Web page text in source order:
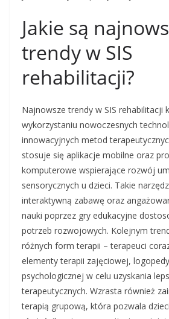
Jakie są
trendy w SIS
rehabilitacji?
Najnowsze trendy w SIS rehabilitacji
wykorzystaniu nowoczesnych
innowacyjnych metod
stosuje się aplikacje mobilne oraz
komputerowe wspierające rozwój
sensorycznych u dzieci. Takie
interaktywną zabawę oraz
nauki poprzez gry edukacyjne
potrzeb rozwojowych. Kolejnym
różnych form terapii – terapeuci
elementy terapii zajęciowej,
psychologicznej w celu uzyskania
terapeutycznych. Wzrasta również
terapią grupową, która pozwala